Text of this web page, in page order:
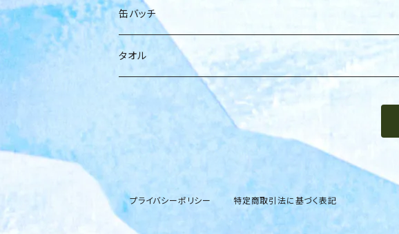
花村紗海
藤宮くるみ
箱
缶バッチ
タオル
プライバシーポリシー 特定商取引法に基づく表記